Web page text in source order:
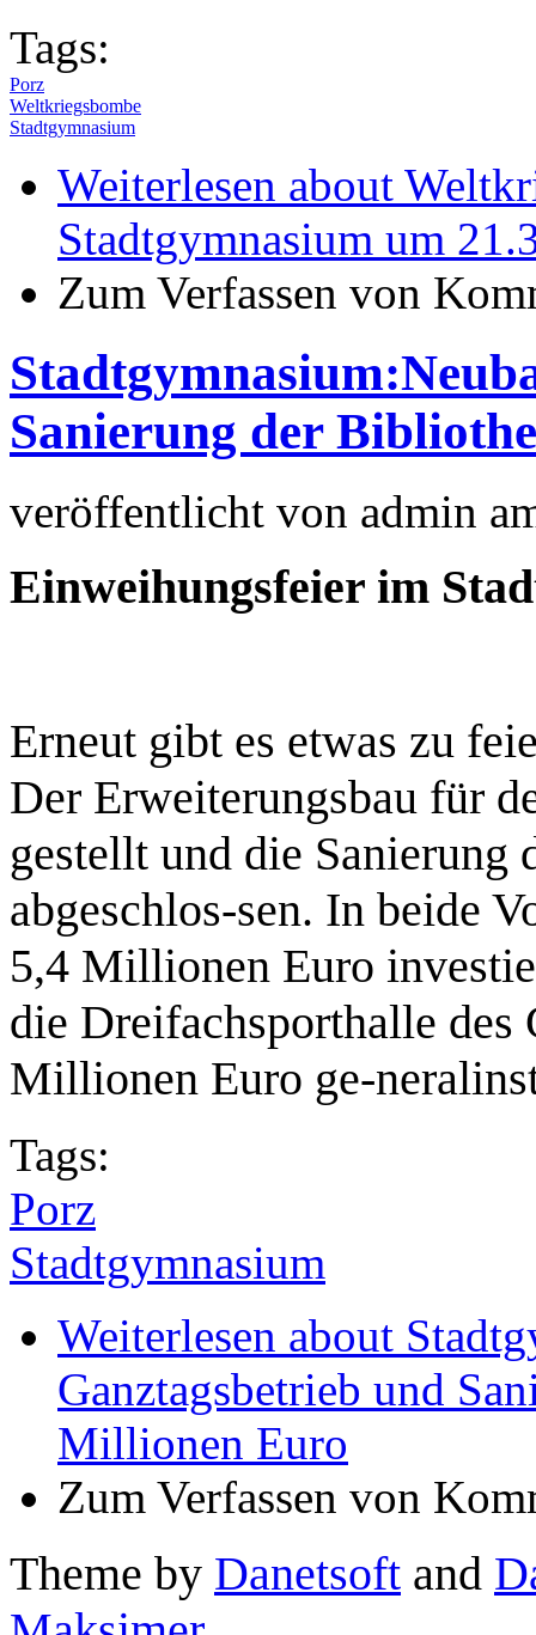
Tags:
Porz
Weltkriegsbombe
Stadtgymnasium
Weiterlesen about
Stadtgymnasium um
Zum Verfassen von
Sanierung der
veröffentlicht von admin
Einweihungsfeier im
Erneut gibt es etwas zu
Der Erweiterungsbau für
gestellt und die
abgeschlos-sen. In beide
5,4 Millionen Euro
die Dreifachsporthalle
Millionen Euro ge-
Tags:
Porz
Stadtgymnasium
Weiterlesen about
Ganztagsbetrieb und
Millionen Euro
Zum Verfassen von
Theme by Danetsoft and